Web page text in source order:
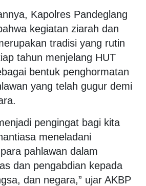
Kapolres Pandeglang
kegiatan ziarah dan
tradisi yang rutin
tahun menjelang HUT
bentuk penghormatan
yang telah gugur demi
pengingat bagi kita
meneladani
pahlawan dalam
dan pengabdian kepada
dan negara,” ujar AKBP